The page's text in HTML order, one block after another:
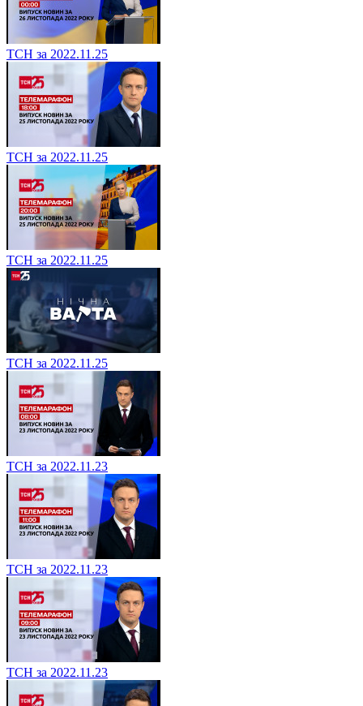
ТСН за 2022.11.25
ТСН за 2022.11.25
ТСН за 2022.11.25
ТСН за 2022.11.25
ТСН за 2022.11.23
ТСН за 2022.11.23
ТСН за 2022.11.23